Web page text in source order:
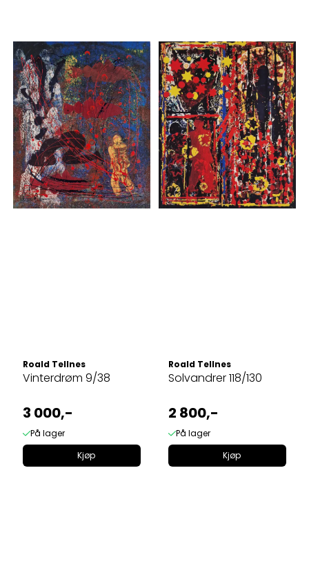
Roald Tellnes
Vinterdrøm 9/38
3 000,-
På lager
Kjøp
Roald Tellnes
Solvandrer 118/130
2 800,-
På lager
Kjøp